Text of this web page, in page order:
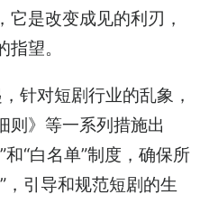
是改变成见的利刃，
望。
针对短剧行业的乱象，
则》等一系列措施出
“白名单”制度，确保所
，引导和规范短剧的生